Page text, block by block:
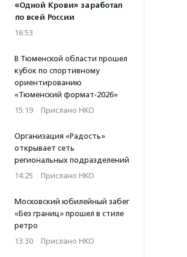
«Одной Крови» заработал
по всей России
16:53
В Тюменской области прошел
кубок по спортивному
ориентированию
«Тюменский формат-2026»
15:19 · Прислано НКО
Организация «Радость»
открывает сеть
региональных подразделений
14:25 · Прислано НКО
Московский юбилейный забег
«Без границ» прошел в стиле
ретро
13:30 · Прислано НКО